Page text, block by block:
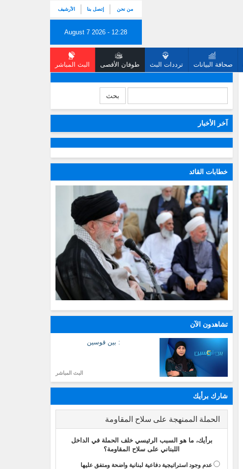
من نحن إتصل بنا الأرشيف
August 7 2026 - 12:28
صحافة البيانات ترددات البث طوفان الأقصى البث المباشر
بحث
آخر الأخبار
خطابات القائد
تشاهدون الآن
: بين قوسين
البث المباشر
شارك برأيك
الحملة الممنهجة على سلاح المقاومة
برأيك، ما هو السبب الرئيسي خلف الحملة في الداخل
اللبناني على سلاح المقاومة؟
عدم وجود استراتيجية دفاعية لبنانية واضحة ومتفق عليها